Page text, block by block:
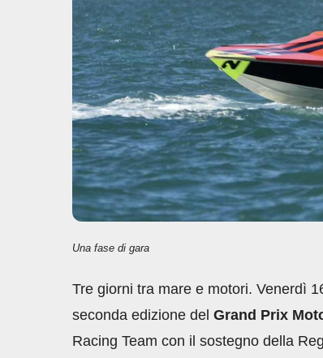
Una fase di gara
Tre giorni tra mare e motori. Venerdì
seconda edizione del Grand Prix
Racing Team con il sostegno della